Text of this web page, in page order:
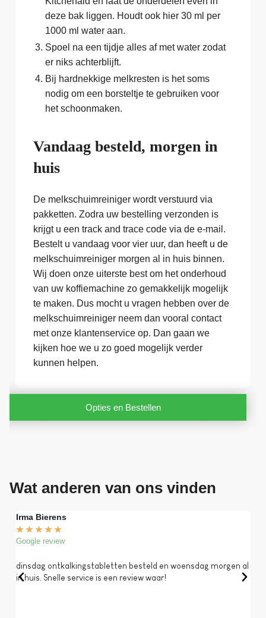
deze bak liggen. Houdt ook hier 30 ml per
1000 ml water aan.
Spoel na een tijdje alles af met water zodat
er niks achterblijft.
Bij hardnekkige melkresten is het soms
nodig om een borsteltje te gebruiken voor
het schoonmaken.
Vandaag besteld, morgen in
huis
De melkschuimreiniger wordt verstuurd via
pakketten. Zodra uw bestelling verzonden is
krijgt u een track and trace code via de e-mail.
Bestelt u vandaag voor vier uur, dan heeft u de
melkschuimreiniger morgen al in huis binnen.
Wij doen onze uiterste best om het onderhoud
van uw koffiemachine zo gemakkelijk mogelijk
te maken. Dus mocht u vragen hebben over de
melkschuimreiniger neem dan vooral contact
met onze klantenservice op. Dan gaan we
kijken hoe we u zo goed mogelijk verder
kunnen helpen.
Opties en Bestellen
Wat anderen van ons vinden
Irma Bierens
★ ★ ★ ★ ★
Google review
dinsdag ontkalkingstabletten besteld en woensdag morgen al
in huis. Snelle service is een review waar!